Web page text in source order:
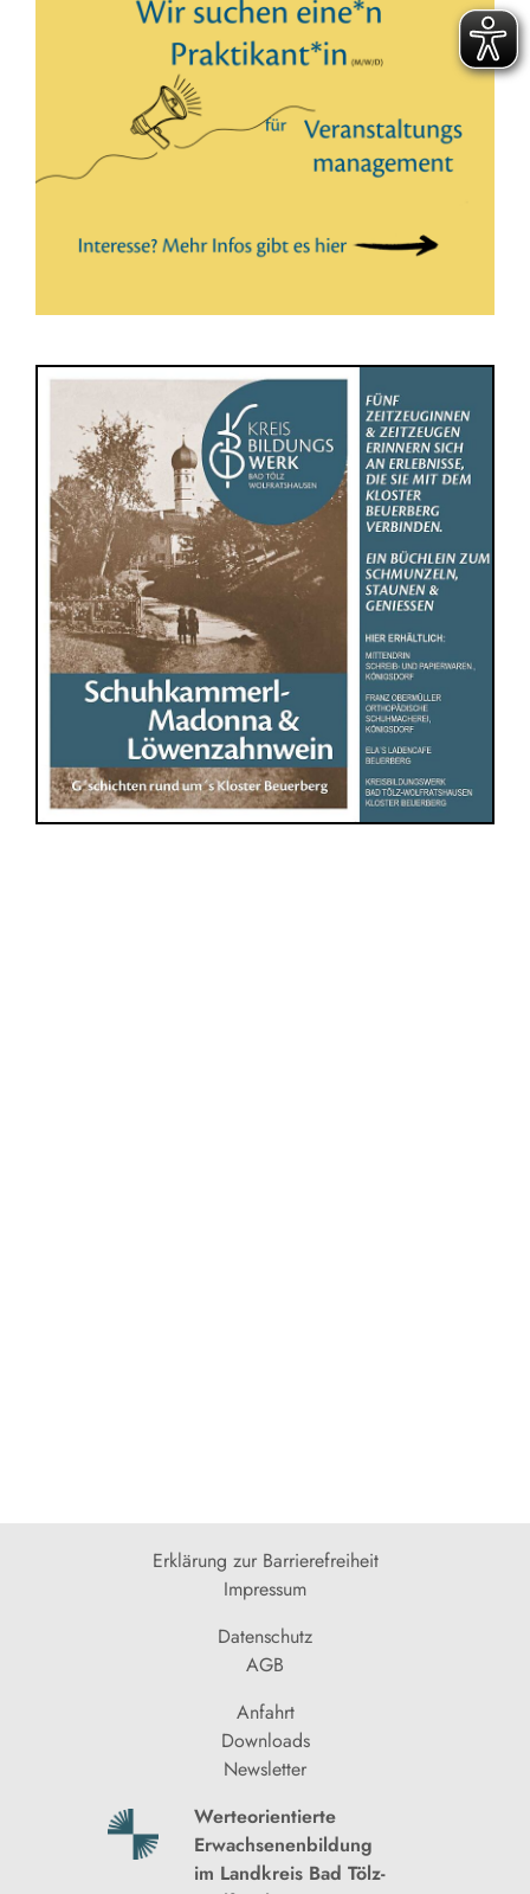
Erklärung zur Barrierefreiheit
Impressum
Datenschutz
AGB
Anfahrt
Downloads
Newsletter
Werteorientierte
Erwachsenenbildung
im Landkreis Bad Tölz-